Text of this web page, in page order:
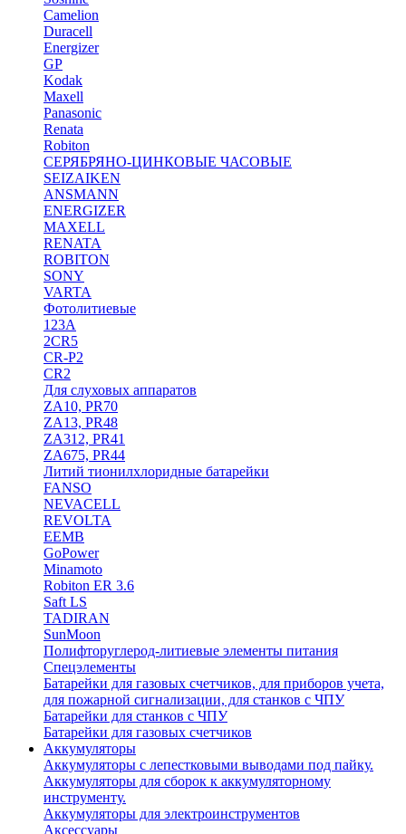
Camelion
Duracell
Energizer
GP
Kodak
Maxell
Panasonic
Renata
Robiton
СЕРЯБРЯНО-ЦИНКОВЫЕ ЧАСОВЫЕ
SEIZAIKEN
ANSMANN
ENERGIZER
MAXELL
RENATA
ROBITON
SONY
VARTA
Фотолитиевые
123A
2CR5
CR-P2
CR2
Для слуховых аппаратов
ZA10, PR70
ZA13, PR48
ZA312, PR41
ZA675, PR44
Литий тионилхлоридные батарейки
FANSO
NEVACELL
REVOLTA
EEMB
GoPower
Minamoto
Robiton ER 3.6
Saft LS
TADIRAN
SunMoon
Полифторуглерод-литиевые элементы питания
Спецэлементы
Батарейки для газовых счетчиков, для приборов учета,
для пожарной сигнализации, для станков с ЧПУ
Батарейки для станков с ЧПУ
Батарейки для газовых счетчиков
Аккумуляторы
Аккумуляторы с лепестковыми выводами под пайку.
Аккумуляторы для сборок к аккумуляторному
инструменту.
Аккумуляторы для электроинструментов
Аксессуары